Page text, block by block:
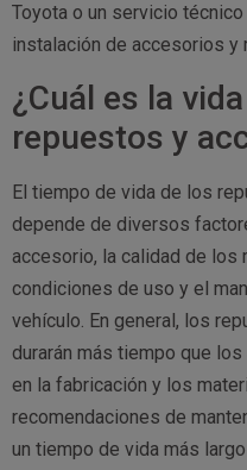
Toyota o un servicio
instalación de accesorios
¿Cuál es la
repuestos y
El tiempo de vida de los
depende de diversos
accesorio, la calidad de los
condiciones de uso y el
vehículo. En general, los
durarán más tiempo que
en la fabricación y los
recomendaciones de
un tiempo de vida más